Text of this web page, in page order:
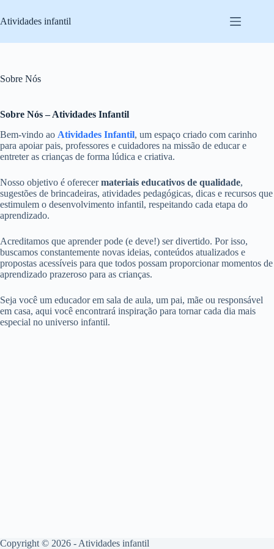
para
o
Atividades infantil
Sobre Nós
Sobre Nós – Atividades Infantil
Bem-vindo ao Atividades Infantil, um espaço criado com carinho
para apoiar pais, professores e cuidadores na missão de educar e
entreter as crianças de forma lúdica e criativa.
Nosso objetivo é oferecermateriais educativos de qualidade,
sugestões de brincadeiras, atividades pedagógicas, dicas e recursos que
estimulem o desenvolvimento infantil, respeitando cada etapa do
aprendizado.
Acreditamos que aprender pode (e deve!) ser divertido. Por isso,
buscamos constantemente novas ideias, conteúdos atualizados e
propostas acessíveis para que todos possam proporcionar momentos de
aprendizado prazeroso para as crianças.
Seja você um educador em sala de aula, um pai, mãe ou responsável
em casa, aqui você encontrará inspiração para tornar cada dia mais
especial no universo infantil.
Copyright © 2026 - Atividades infantil